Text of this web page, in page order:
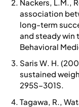
Nackers, L.M.,
association
long-term
and steady win
Behavioral
Saris W. H.
sustained
295S–301S.
Tagawa, R.,